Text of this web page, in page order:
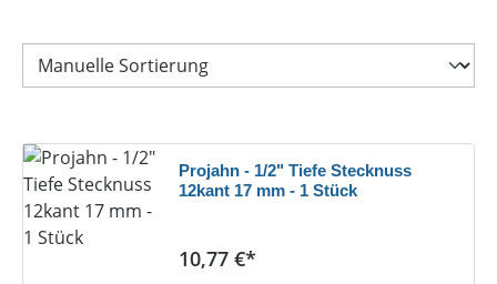
Projahn - 1/2" Tiefe Stecknuss
12kant 17 mm - 1 Stück
Regulärer Preis:
10,77 €*